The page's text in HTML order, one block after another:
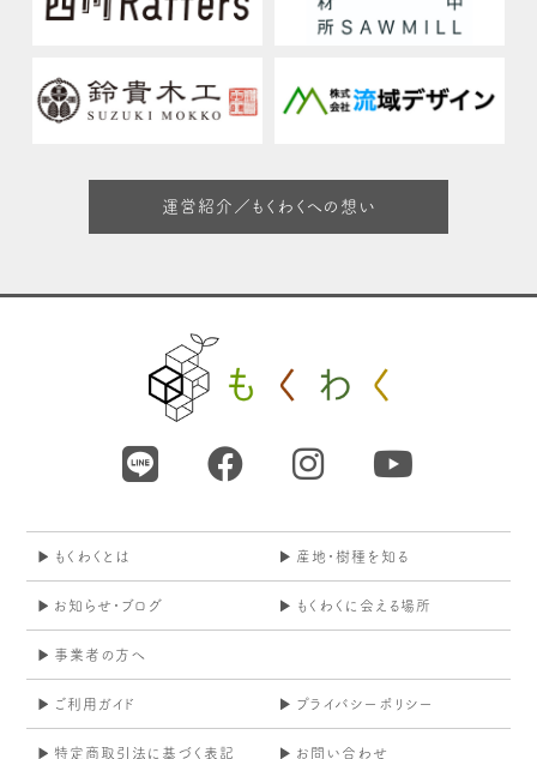
運営紹介／もくわくへの想い
もくわくとは 産地・樹種を知る
お知らせ・ブログ もくわくに会える場所
事業者の方へ
ご利用ガイド プライバシーポリシー
特定商取引法に基づく表記 お問い合わせ